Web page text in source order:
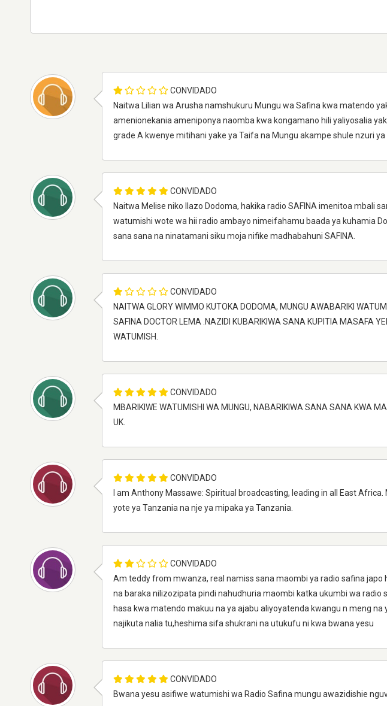
CONVIDADO
Naitwa Lilian wa Arusha namshukuru Mungu wa Safina kwa matendo
amenionekania ameniponya naomba kwa kongamano hili yaliyosalia
grade A kwenye mitihani yake ya Taifa na Mungu akampe shule nzuri ya
CONVIDADO
Naitwa Melise niko Ilazo Dodoma, hakika radio SAFINA imenitoa mbali
watumishi wote wa hii radio ambayo nimeifahamu baada ya kuhamia
sana sana na ninatamani siku moja nifike madhabahuni SAFINA.
CONVIDADO
NAITWA GLORY WIMMO KUTOKA DODOMA, MUNGU AWABARIKI
SAFINA DOCTOR LEMA .NAZIDI KUBARIKIWA SANA KUPITIA MASAFA
WATUMISH.
CONVIDADO
MBARIKIWE WATUMISHI WA MUNGU, NABARIKIWA SANA SANA KWA
UK.
CONVIDADO
I am Anthony Massawe: Spiritual broadcasting, leading in all East
yote ya Tanzania na nje ya mipaka ya Tanzania.
CONVIDADO
Am teddy from mwanza, real namiss sana maombi ya radio safina
na baraka nilizozipata pindi nahudhuria maombi katka ukumbi wa radio
hasa kwa matendo makuu na ya ajabu aliyoyatenda kwangu n meng
najikuta nalia tu,heshima sifa shukrani na utukufu ni kwa bwana yesu
CONVIDADO
Bwana yesu asifiwe watumishi wa Radio Safina mungu awazidishie